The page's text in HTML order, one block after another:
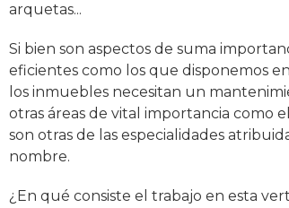
arquetas...
Si bien son aspectos de suma
eficientes como los que disponemos en
los inmuebles necesitan un
otras áreas de vital importancia como el
son otras de las especialidades
nombre.
¿En qué consiste el trabajo en esta